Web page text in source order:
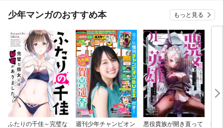
少年マンガのおすすめ本 もっと見る
ふたりの千佳～完璧な
週刊少年チャンピオン
悪役貴族が開き直って
弱